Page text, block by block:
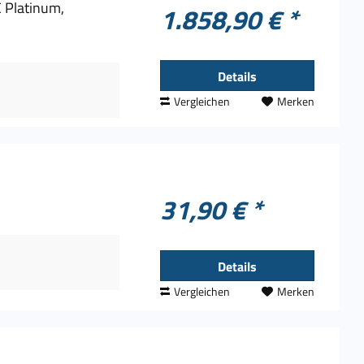
Platinum, 1.858,90 € *
Details
Vergleichen Merken
31,90 € *
Details
Vergleichen Merken